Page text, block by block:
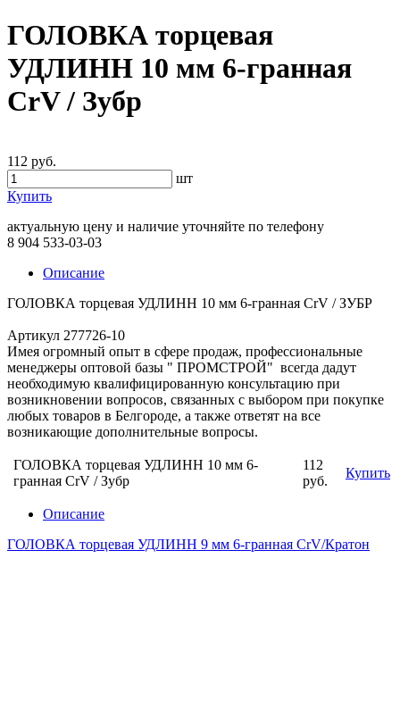
ГОЛОВКА торцевая
УДЛИНН 10 мм 6-гранная
CrV / Зубр
112 руб.
шт
Купить
актуальную цену и наличие уточняйте по телефону
8 904 533-03-03
Описание
ГОЛОВКА торцевая УДЛИНН 10 мм 6-гранная CrV / ЗУБР
Артикул 277726-10
Имея огромный опыт в сфере продаж, профессиональные
менеджеры оптовой базы " ПРОМСТРОЙ" всегда дадут
необходимую квалифицированную консультацию при
возникновении вопросов, связанных с выбором при покупке
любых товаров в Белгороде, а также ответят на все
возникающие дополнительные вопросы.
ГОЛОВКА торцевая УДЛИНН 10 мм 6-
гранная CrV / Зубр
112
руб.
Купить
Описание
ГОЛОВКА торцевая УДЛИНН 9 мм 6-гранная CrV/Кратон